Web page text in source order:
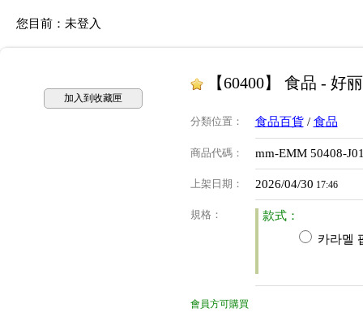
您目前： 未登入
加入到收藏匣
【60400】 食品 - 好
分類位置 ： 食品百貨/ 食品
商品代碼： mm-EMM 50408-
上架日期 ： 2026/04/30 17:46
規格 ：
款式：
카라멜
會員方可購買